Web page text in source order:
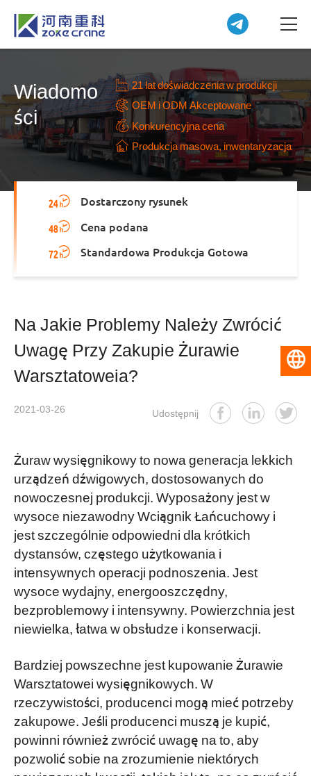
Wiadomo
ści
21 lat doświadczenia w produkcji
OEM i ODM Akceptowane
Konkurencyjna cena
Produkcja masowa, inwentaryzacja
Dostarczony rysunek
Cena podana
Standardowa Produkcja Gotowa
Na Jakie Problemy Należy Zwrócić
Uwagę Przy Zakupie Żurawie
Warsztatoweia?
2021-03-26 Udostępnij
Żuraw wysięgnikowy to nowa generacja lekkich
urządzeń dźwigowych, dostosowanych do
nowoczesnej produkcji. Wyposażony jest w
wysoce niezawodny Wciągnik Łańcuchowy i
jest szczególnie odpowiedni dla krótkich
dystansów, częstego użytkowania i
intensywnych operacji podnoszenia. Jest
wysoce wydajny, energooszczędny,
bezproblemowy i intensywny. Powierzchnia jest
niewielka, łatwa w obsłudze i konserwacji.
Bardziej powszechne jest kupowanie Żurawie
Warsztatowei wysięgnikowych. W
rzeczywistości, producenci mogą mieć potrzeby
zakupowe. Jeśli producenci muszą je kupić,
powinni również zwrócić uwagę na to, aby
pozwolić sobie na zrozumienie niektórych
Polski